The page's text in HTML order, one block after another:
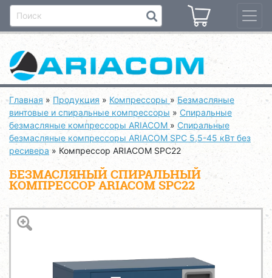
Главная » Продукция » Компрессоры » Безмасляные
винтовые и спиральные компрессоры » Спиральные
безмасляные компрессоры ARIACOM » Спиральные
безмасляные компрессоры ARIACOM SPC 5,5-45 кВт без
ресивера» Компрессор ARIACOM SPC22
БЕЗМАСЛЯНЫЙ СПИРАЛЬНЫЙ
КОМПРЕССОР ARIACOM SPC22